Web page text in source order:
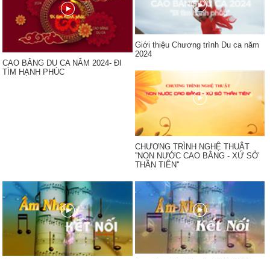
CAO BẰNG DU CA NĂM 2024- ĐI
TÌM HẠNH PHÚC
Giới thiệu Chương trình Du ca năm
2024
CHƯƠNG TRÌNH NGHỆ THUẬT
''NON NƯỚC CAO BẰNG - XỨ SỞ
THẦN TIÊN''